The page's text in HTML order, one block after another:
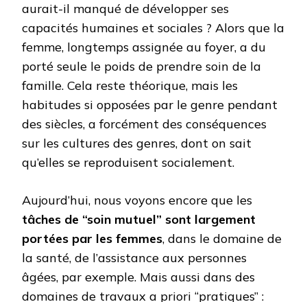
aurait-il manqué de développer ses
capacités humaines et sociales ? Alors que la
femme, longtemps assignée au foyer, a du
porté seule le poids de prendre soin de la
famille. Cela reste théorique, mais les
habitudes si opposées par le genre pendant
des siècles, a forcément des conséquences
sur les cultures des genres, dont on sait
qu’elles se reproduisent socialement.
Aujourd’hui, nous voyons encore que les
tâches de “soin mutuel” sont largement
portées par les femmes, dans le domaine de
la santé, de l’assistance aux personnes
âgées, par exemple. Mais aussi dans des
domaines de travaux a priori “pratiques” :